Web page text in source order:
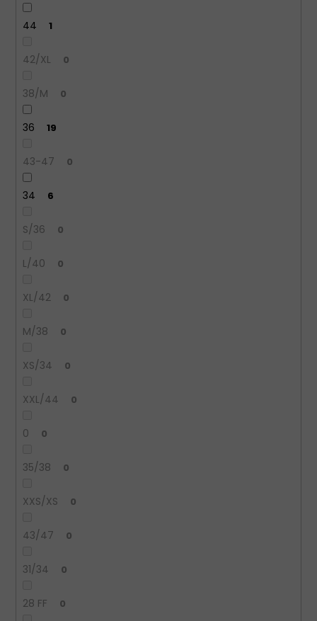
44 1
42/XL 0
38/M 0
36 19
43-47 0
34 6
S/36 0
L/40 0
XL/42 0
M/38 0
XS/34 0
XXL/44 0
0 0
35/38 0
XXS/XS 0
43/47 0
31/34 0
28 FF 0